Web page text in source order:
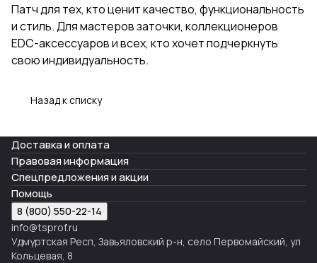
Патч для тех, кто ценит качество, функциональность
и стиль. Для мастеров заточки, коллекционеров
EDC-аксессуаров и всех, кто хочет подчеркнуть
свою индивидуальность.
Назад к списку
Доставка и оплата
Правовая информация
Спецпредложения и акции
Помощь
8 (800) 550-22-14
info@tsprof.ru
Удмуртская Респ, Завьяловский р-н, село Первомайский, ул
Кольцевая, 8